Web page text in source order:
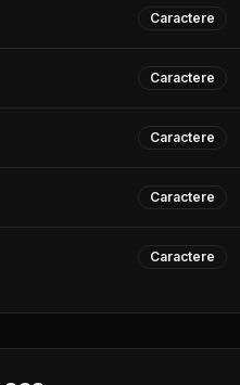
Caractere
Caractere
Caractere
Caractere
Caractere